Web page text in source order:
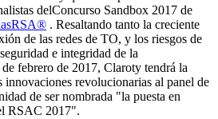
delConcurso Sandbox 2017 de
. Resaltando tanto la creciente
de las redes de TO, y los riesgos de
e integridad de la
febrero de 2017, Claroty tendrá la
innovaciones revolucionarias al panel de
de ser nombrada "la puesta en
RSAC 2017".